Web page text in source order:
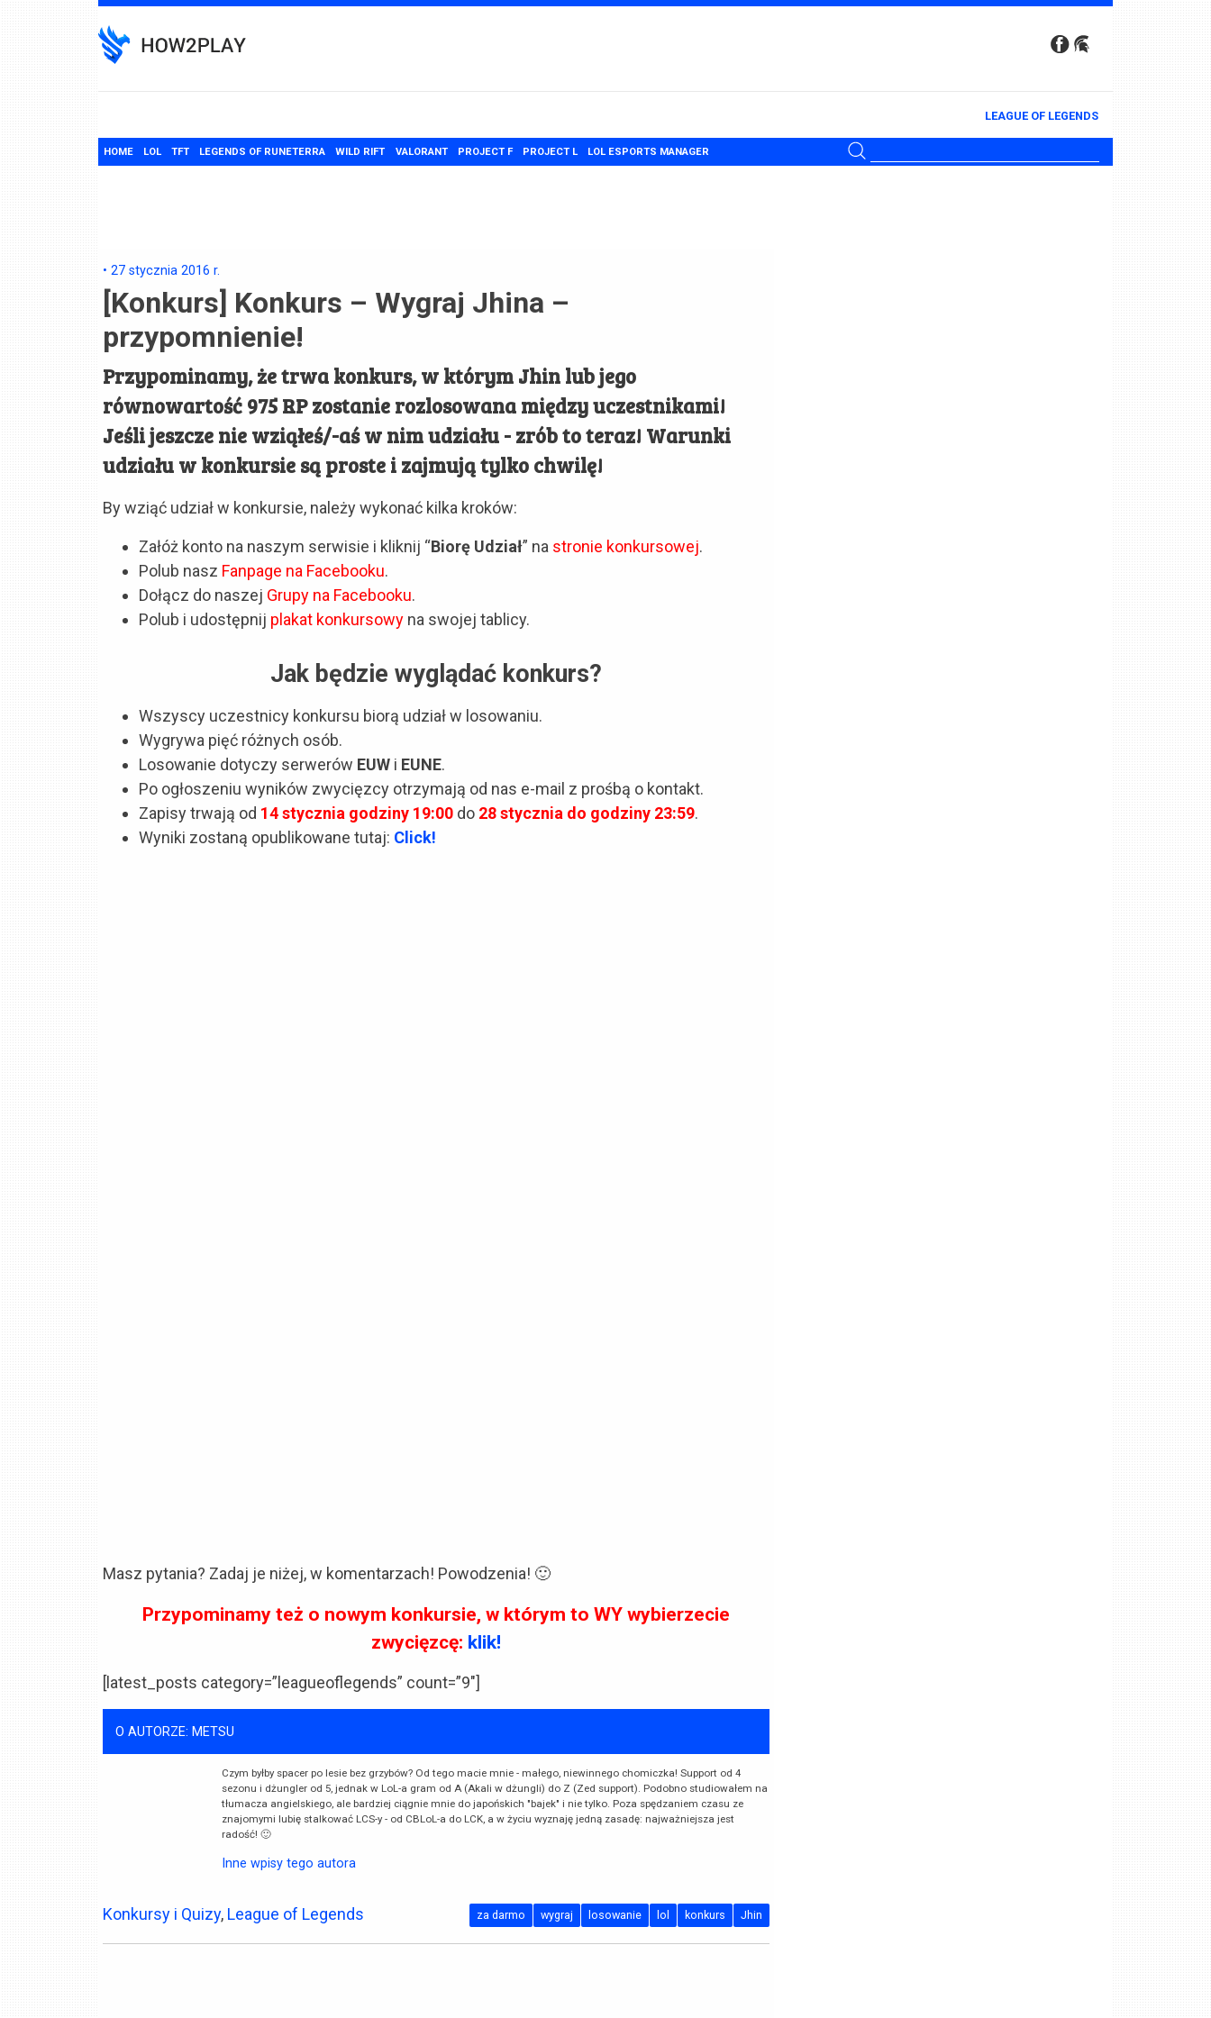
to
content
LEAGUE OF LEGENDS
HOME LOL TFT LEGENDS OF RUNETERRA WILD RIFT VALORANT PROJECT F PROJECT L LOL ESPORTS MANAGER
• 27 stycznia 2016 r.
[Konkurs] Konkurs – Wygraj Jhina –
przypomnienie!
Przypominamy, że trwa konkurs, w którym Jhin lub jego
równowartość 975 RP zostanie rozlosowana między uczestnikami!
Jeśli jeszcze nie wziąłeś/-aś w nim udziału - zrób to teraz! Warunki
udziału w konkursie są proste i zajmują tylko chwilę!
By wziąć udział w konkursie, należy wykonać kilka kroków:
Załóż konto na naszym serwisie i kliknij “Biorę Udział” na stronie konkursowej.
Polub nasz Fanpage na Facebooku.
Dołącz do naszej Grupy na Facebooku.
Polub i udostępnij plakat konkursowy na swojej tablicy.
Jak będzie wyglądać konkurs?
Wszyscy uczestnicy konkursu biorą udział w losowaniu.
Wygrywa pięć różnych osób.
Losowanie dotyczy serwerów EUW i EUNE.
Po ogłoszeniu wyników zwycięzcy otrzymają od nas e-mail z prośbą o kontakt.
Zapisy trwają od 14 stycznia godziny 19:00 do 28 stycznia do godziny 23:59.
Wyniki zostaną opublikowane tutaj: Click!
Masz pytania? Zadaj je niżej, w komentarzach! Powodzenia! 🙂
Przypominamy też o nowym konkursie, w którym to WY wybierzecie
zwycięzcę: klik!
[latest_posts category=”leagueoflegends” count=”9″]
O AUTORZE: METSU
Czym byłby spacer po lesie bez grzybów? Od tego macie mnie - małego, niewinnego chomiczka! Support od 4
sezonu i dżungler od 5, jednak w LoL-a gram od A (Akali w dżungli) do Z (Zed support). Podobno studiowałem na
tłumacza angielskiego, ale bardziej ciągnie mnie do japońskich "bajek" i nie tylko. Poza spędzaniem czasu ze
znajomymi lubię stalkować LCS-y - od CBLoL-a do LCK, a w życiu wyznaję jedną zasadę: najważniejsza jest
radość! 🙂
Inne wpisy tego autora
Konkursy i Quizy, League of Legends Jhin
konkurs
lol
losowanie
wygraj
za darmo